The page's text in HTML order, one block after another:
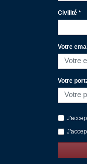
Civilité *
Votre
Votre